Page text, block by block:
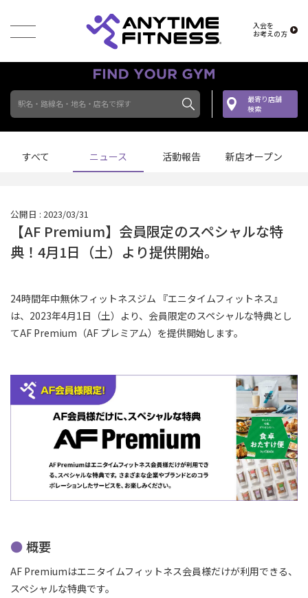
入会を
お考えの方
駅名・路線名・地名・店名で探す
最寄り店舗
検索
すべて ニュース 活動報告 新店オープン
公開日 : 2023/03/31
【AF Premium】会員限定のスペシャルな特
典！4月1日（土）より提供開始。
24時間年中無休フィットネスジム 『エニタイムフィットネス』
は、2023年4月1日（土）より、会員限定のスペシャルな特典とし
てAF Premium（AF プレミアム）を提供開始します。
概要
AF Premiumはエニタイムフィットネス会員様だけが利用できる、
スペシャルな特典です。